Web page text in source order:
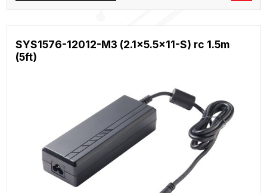
SYS1576-12012-M3 (2.1x5.5x11-S) rc 1.5m
(5ft)